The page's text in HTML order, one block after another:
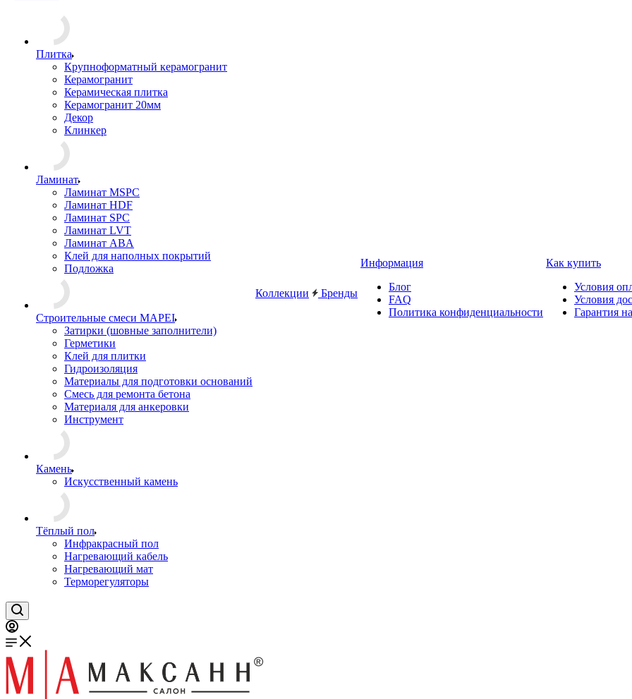
Плитка
Крупноформатный керамогранит
Керамогранит
Керамическая плитка
Керамогранит 20мм
Декор
Клинкер
Ламинат
Ламинат MSPC
Ламинат HDF
Ламинат SPC
Ламинат LVT
Ламинат ABA
Клей для наполных покрытий
Подложка
Строительные смеси MAPEI
Затирки (шовные заполнители)
Герметики
Клей для плитки
Гидроизоляция
Материалы для подготовки оснований
Смесь для ремонта бетона
Материаля для анкеровки
Инструмент
Камень
Искусственный камень
Тёплый пол
Инфракрасный пол
Нагревающий кабель
Нагревающий мат
Терморегуляторы
Коллекции Бренды
Информация
Блог
FAQ
Политика конфиденциальности
Как купить
Условия
Условия
Гарантия